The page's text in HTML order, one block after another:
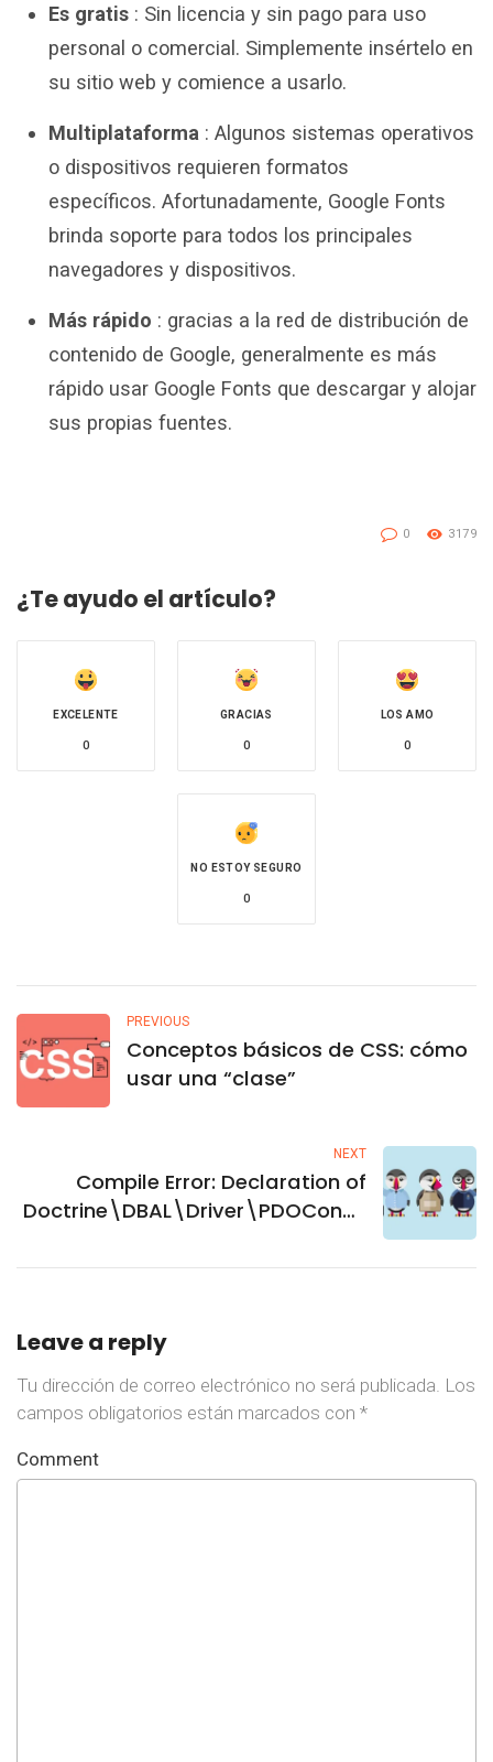
Es gratis: Sin licencia y sin pago para uso
personal o comercial. Simplemente insértelo en
su sitio web y comience a usarlo.
Multiplataforma: Algunos sistemas operativos
o dispositivos requieren formatos
específicos. Afortunadamente, Google Fonts
brinda soporte para todos los principales
navegadores y dispositivos.
Más rápido : gracias a la red de distribución de
contenido de Google, generalmente es más
rápido usar Google Fonts que descargar y alojar
sus propias fuentes.
0 3179
¿Te ayudo el artículo?
EXCELENTE
0
GRACIAS
0
LOS AMO
0
NO ESTOY SEGURO
0
PREVIOUS
Conceptos básicos de CSS: cómo
usar una “clase”
NEXT
Compile Error: Declaration of
Doctrine\DBAL\Driver\PDOConne
Leave a reply
Tu dirección de correo electrónico no será publicada. Los
campos obligatorios están marcados con *
Comment